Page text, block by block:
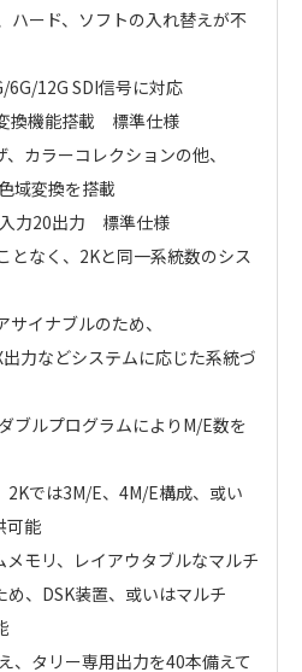
ハード、ソフトの入れ替えが不
12G SDI信号に対応
換機能搭載 標準仕様
カラーコレクションの他、
域変換を搭載
力20出力 標準仕様
となく、2Kと同一系統数のシス
イナブルのため、
出力などシステムに応じた系統づ
ブルプログラムによりM/E数を
では3M/E、4M/E構成、或い
可能
モリ、レイアウタブルなマルチ
、DSK装置、或いはマルチ
、タリー専用出力を40本備えて